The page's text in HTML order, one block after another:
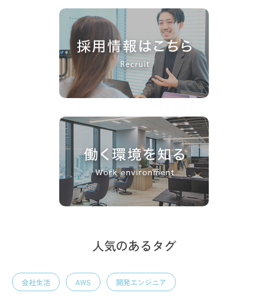
人気のあるタグ
会社生活 AWS 開発エンジニア